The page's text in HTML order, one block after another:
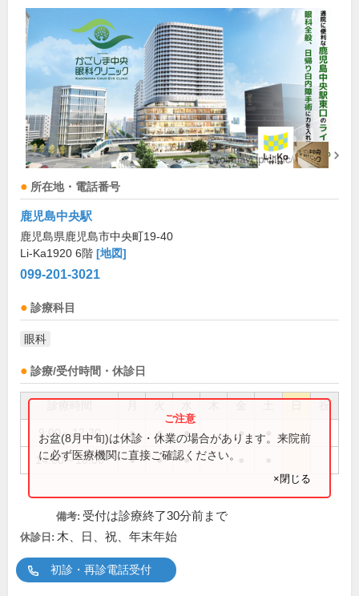
所在地・電話番号
鹿児島中央駅
鹿児島県鹿児島市中央町19-40
Li-Ka1920 6階 [地図]
099-201-3021
診療科目
眼科
診療/受付時間・休診日
祝
9:00～12:30 ● ● ● ●
14:00～18:00 ● ● ●
お盆(8月中旬)は休診・休業の場合があります。来院前
に必ず医療機関に直接ご確認ください。
×閉じる
備考: 受付は診療終了30分前まで
休診日: 木、日、祝、年末年始
初診・再診電話受付